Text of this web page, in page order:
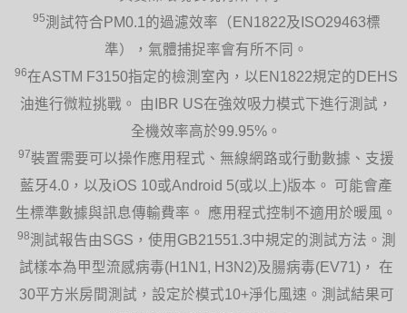
95測試符合PM0.1的過濾效率（EN1822及ISO29463標
準），氣體捕捉率會有所不同。
96在ASTM F3150指定的檢測室內，以EN1822規定的DEHS
油進行微粒挑戰。 由IBR US在強效吸力模式下進行測試，
全機效率高於99.95%。
97裝置需要可以操作應用程式、無線網路或行動數據、支援
藍牙4.0，以及iOS 10或Android 5(或以上)版本。 可能會產
生標準數據與訊息傳輸費率。 應用程式控制不適用於暖風。
98測試報告由SGS，使用GB21551.3中規定的測試方法。測
試樣本為甲型流感病毒(H1N1, H3N2)及腸病毒(EV71)， 在
30平方米房間測試，設定於模式10+淨化風速。測試結果可